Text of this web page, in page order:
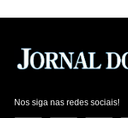
Nos siga nas redes sociais!